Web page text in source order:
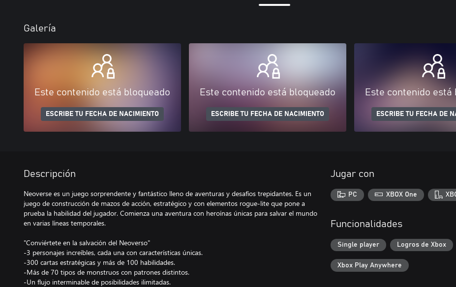
Galería
Este contenido está bloqueado
ESCRIBE TU FECHA DE NACIMIENTO
Este contenido está bloqueado
ESCRIBE TU FECHA DE NACIMIENTO
Este contenido está
ESCRIBE TU FECHA DE
Descripción
Neoverse es un juego sorprendente y fantástico lleno de aventuras y desafíos trepidantes. Es un
juego de construcción de mazos de acción, estratégico y con elementos rogue-lite que pone a
prueba la habilidad del jugador. Comienza una aventura con heroínas únicas para salvar el mundo
en varias líneas temporales.
"Conviértete en la salvación del Neoverso"
-3 personajes increíbles, cada una con características únicas.
-300 cartas estratégicas y más de 100 habilidades.
-Más de 70 tipos de monstruos con patrones distintos.
-Un flujo interminable de posibilidades ilimitadas.
Jugar con
PC XBOX One
Funcionalidades
Single player Logros de Xbox
Xbox Play Anywhere